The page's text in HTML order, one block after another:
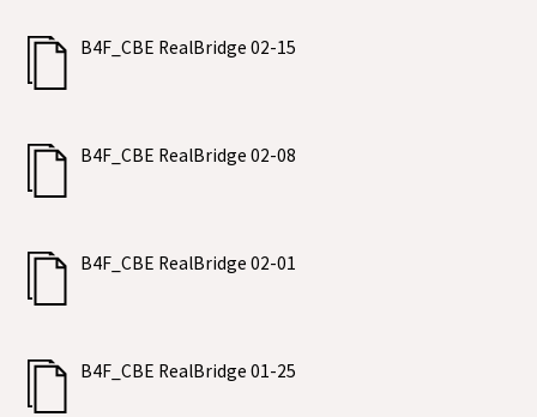
B4F_CBE RealBridge 02-15
B4F_CBE RealBridge 02-08
B4F_CBE RealBridge 02-01
B4F_CBE RealBridge 01-25